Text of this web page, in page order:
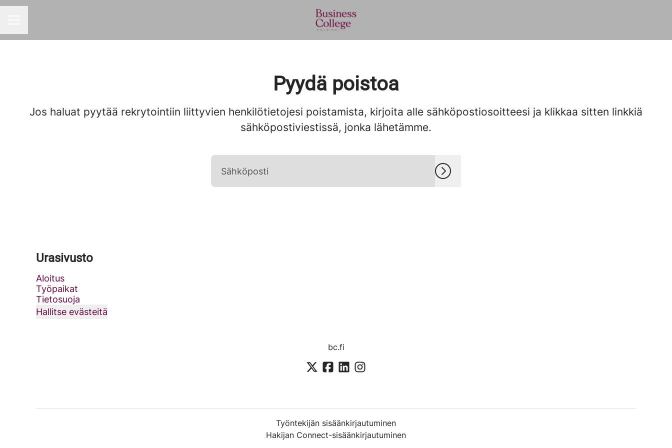
Pyydä poistoa
Jos haluat pyytää rekrytointiin liittyvien henkilötietojesi poistamista, kirjoita alle sähköpostiosoitteesi ja klikkaa sitten linkkiä
sähköpostiviestissä, jonka lähetämme.
Urasivusto
Aloitus
Työpaikat
Tietosuoja
Hallitse evästeitä
bc.fi
Työntekijän sisäänkirjautuminen
Hakijan Connect-sisäänkirjautuminen